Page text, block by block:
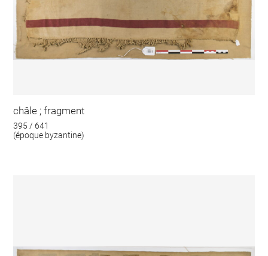
châle ; fragment
395 / 641
(époque byzantine)